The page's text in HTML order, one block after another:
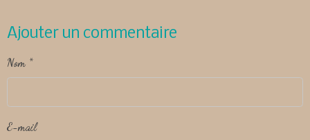
Ajouter un commentaire
Nom
E-mail